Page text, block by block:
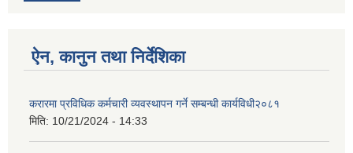
ऐन, कानुन तथा निर्देशिका
करारमा प्रविधिक कर्मचारी व्यवस्थापन गर्ने सम्बन्धी कार्यविधी२०८१
मिति: 10/21/2024 - 14:33